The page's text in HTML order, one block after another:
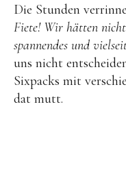
Die Stunden
Fiete! Wir hätten
spannendes und
uns nicht
Sixpacks mit
dat mutt.